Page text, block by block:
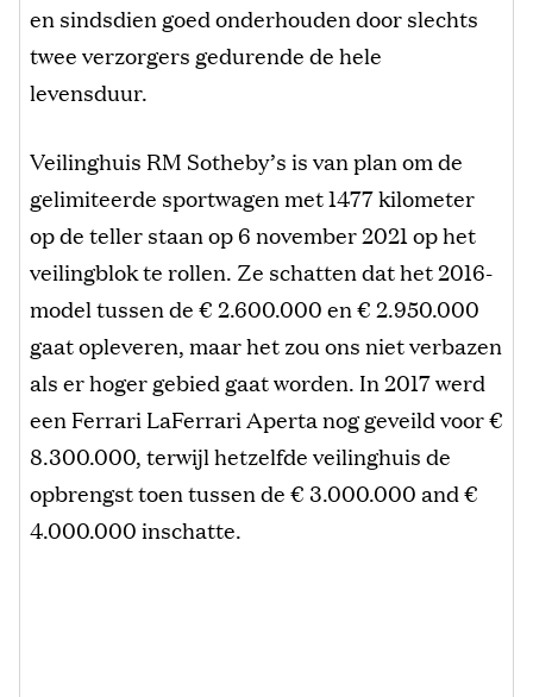
en sindsdien goed onderhouden door slechts
twee verzorgers gedurende de hele
levensduur.
Veilinghuis RM Sotheby’s is van plan om de
gelimiteerde sportwagen met 1477 kilometer
op de teller staan op 6 november 2021 op het
veilingblok te rollen. Ze schatten dat het 2016-
model tussen de € 2.600.000 en € 2.950.000
gaat opleveren, maar het zou ons niet verbazen
als er hoger gebied gaat worden. In 2017 werd
een Ferrari LaFerrari Aperta nog geveild voor €
8.300.000, terwijl hetzelfde veilinghuis de
opbrengst toen tussen de € 3.000.000 and €
4.000.000 inschatte.